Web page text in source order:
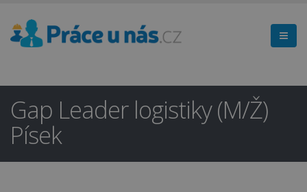
Gap Leader logistiky (M/Ž)
Písek
×
Hledáte práci